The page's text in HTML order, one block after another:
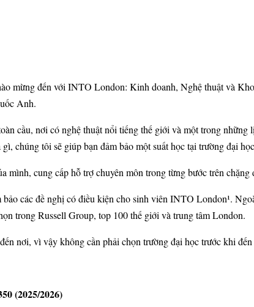
mừng đến với INTO London: Kinh doanh, Nghệ thuật và
Anh.
cầu, nơi có nghệ thuật nổi tiếng thế giới và một trong những
chúng tôi sẽ giúp bạn đảm bảo một suất học tại trường đại
mình, cung cấp hỗ trợ chuyên môn trong từng bước trên chặng
các đề nghị có điều kiện cho sinh viên INTO London¹.
trong Russell Group, top 100 thế giới và trung tâm London.
nơi, vì vậy không cần phải chọn trường đại học trước khi
(2025/2026)